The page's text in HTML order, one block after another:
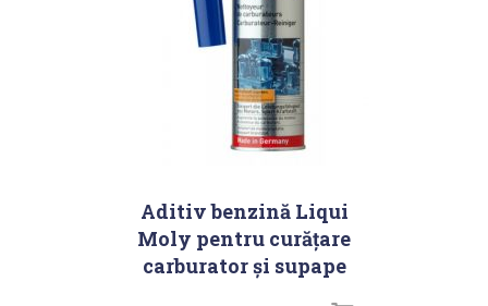
Aditiv benzină Liqui
Moly pentru curățare
carburator și supape